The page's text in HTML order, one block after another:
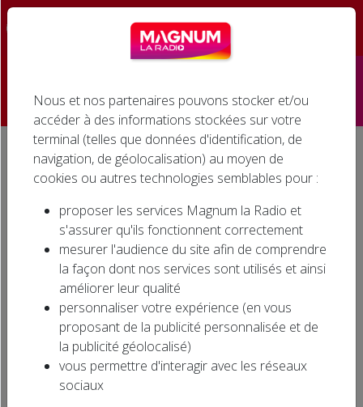
Accueil
Émissions
Infos
Agenda
Jeux
Cinéma
Rechercher
Nous et nos partenaires pouvons stocker et/ou
accéder à des informations stockées sur votre
terminal (telles que données d'identification, de
navigation, de géolocalisation) au moyen de
cookies ou autres technologies semblables pour :
proposer les services Magnum la Radio et
s'assurer qu'ils fonctionnent correctement
mesurer l'audience du site afin de comprendre
la façon dont nos services sont utilisés et ainsi
améliorer leur qualité
personnaliser votre expérience (en vous
proposant de la publicité personnalisée et de
la publicité géolocalisé)
vous permettre d'interagir avec les réseaux
sociaux
Accueil Agenda associatif TOURNOI DE BELOTE À WIDENSOLEN
TOURNOI DE BELOTE À
WIDENSOLEN
L’association La Guinguette du Moulin vous